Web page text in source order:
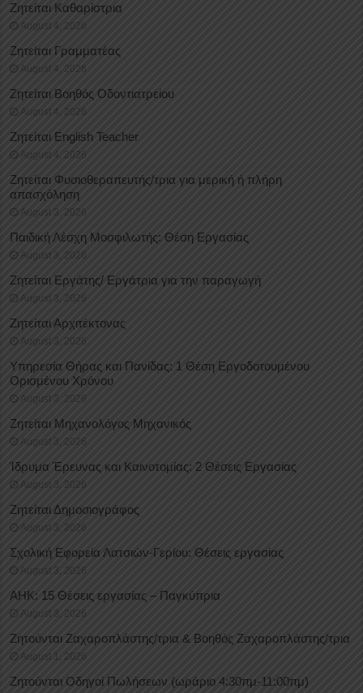
Ζητείται Καθαρίστρια
August 4, 2026
Ζητείται Γραμματέας
August 4, 2026
Ζητείται Βοηθός Οδοντιατρείου
August 4, 2026
Ζητείται English Teacher
August 4, 2026
Ζητείται Φυσιοθεραπευτής/τρια για μερική ή πλήρη
απασχόληση
August 3, 2026
Παιδική Λέσχη Μοσφιλωτής: Θέση Εργασίας
August 3, 2026
Ζητείται Εργάτης/ Εργάτρια για την παραγωγή
August 3, 2026
Ζητείται Αρχιτέκτονας
August 3, 2026
Υπηρεσία Θήρας και Πανίδας: 1 Θέση Eργοδοτουμένου
Oρισμένου Xρόνου
August 3, 2026
Ζητείται Μηχανολόγος Μηχανικός
August 3, 2026
Ίδρυμα Έρευνας και Καινοτομίας: 2 Θέσεις Εργασίας
August 3, 2026
Ζητείται Δημοσιογράφος
August 3, 2026
Σχολική Εφορεία Λατσιών-Γερίου: Θέσεις εργασίας
August 3, 2026
ΑΗΚ: 15 Θέσεις εργασίας – Παγκύπρια
August 3, 2026
Ζητούνται Ζαχαροπλάστης/τρια & Βοηθός Ζαχαροπλάστης/τρια
August 1, 2026
Ζητούνται Οδηγοί Πωλήσεων (ωράριο 4:30πμ-11:00πμ)